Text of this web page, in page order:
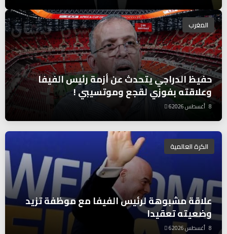
المغرب
حفيظ الدراجي يتحدث عن أزمة رئيس الفيفا
وعلاقته بفوزي لقجع وموتسيبي !
8 أغسطس 2026 6
الكرة العالمية
علاقة مشبوهة لرئيس الفيفا مع موظفة تزيد
وضعيته تعقيدا
8 أغسطس 2026 6